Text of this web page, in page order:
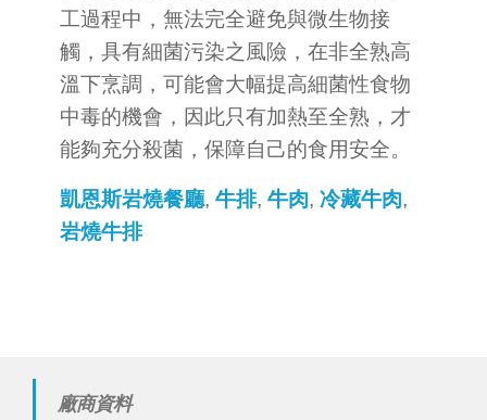
工過程中，無法完全避免與微生物接
觸，具有細菌污染之風險，在非全熟高
溫下烹調，可能會大幅提高細菌性食物
中毒的機會，因此只有加熱至全熟，才
能夠充分殺菌，保障自己的食用安全。
凱恩斯岩燒餐廳, 牛排, 牛肉, 冷藏牛肉,
岩燒牛排
廠商資料